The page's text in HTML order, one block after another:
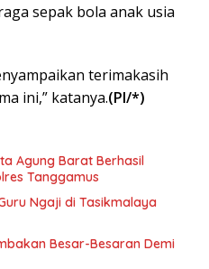
sepak bola anak usia
terimakasih
ini,” katanya.(PI/*)
Agung Barat Berhasil
Tanggamus
Ngaji di Tasikmalaya
Besar-Besaran Demi